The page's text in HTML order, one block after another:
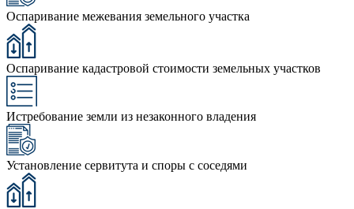
Оспаривание межевания земельного участка
Оспаривание кадастровой стоимости земельных участков
Истребование земли из незаконного владения
Установление сервитута и споры с соседями